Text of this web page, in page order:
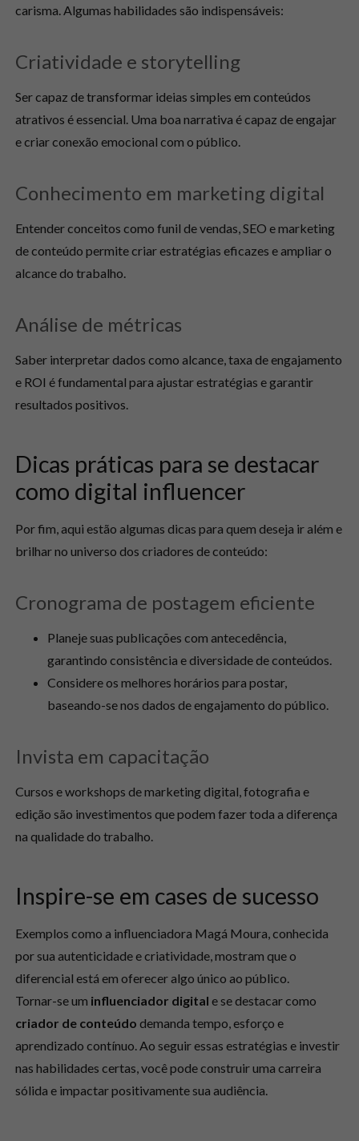
carisma. Algumas habilidades são indispensáveis:
Criatividade e storytelling
Ser capaz de transformar ideias simples em conteúdos
atrativos é essencial. Uma boa narrativa é capaz de engajar
e criar conexão emocional com o público.
Conhecimento em marketing digital
Entender conceitos como funil de vendas, SEO e marketing
de conteúdo permite criar estratégias eficazes e ampliar o
alcance do trabalho.
Análise de métricas
Saber interpretar dados como alcance, taxa de engajamento
e ROI é fundamental para ajustar estratégias e garantir
resultados positivos.
Dicas práticas para se destacar
como digital influencer
Por fim, aqui estão algumas dicas para quem deseja ir além e
brilhar no universo dos criadores de conteúdo:
Cronograma de postagem eficiente
Planeje suas publicações com antecedência,
garantindo consistência e diversidade de conteúdos.
Considere os melhores horários para postar,
baseando-se nos dados de engajamento do público.
Invista em capacitação
Cursos e workshops de marketing digital, fotografia e
edição são investimentos que podem fazer toda a diferença
na qualidade do trabalho.
Inspire-se em cases de sucesso
Exemplos como a influenciadora Magá Moura, conhecida
por sua autenticidade e criatividade, mostram que o
diferencial está em oferecer algo único ao público.
Tornar-se um influenciador digital e se destacar como
criador de conteúdo demanda tempo, esforço e
aprendizado contínuo. Ao seguir essas estratégias e investir
nas habilidades certas, você pode construir uma carreira
sólida e impactar positivamente sua audiência.